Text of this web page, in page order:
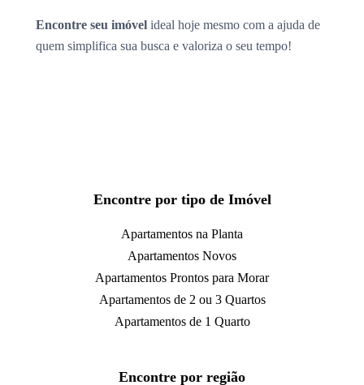
Encontre seu imóvel ideal hoje mesmo com a ajuda de
quem simplifica sua busca e valoriza o seu tempo!
Encontre por tipo de Imóvel
Apartamentos na Planta
Apartamentos Novos
Apartamentos Prontos para Morar
Apartamentos de 2 ou 3 Quartos
Apartamentos de 1 Quarto
Encontre por região